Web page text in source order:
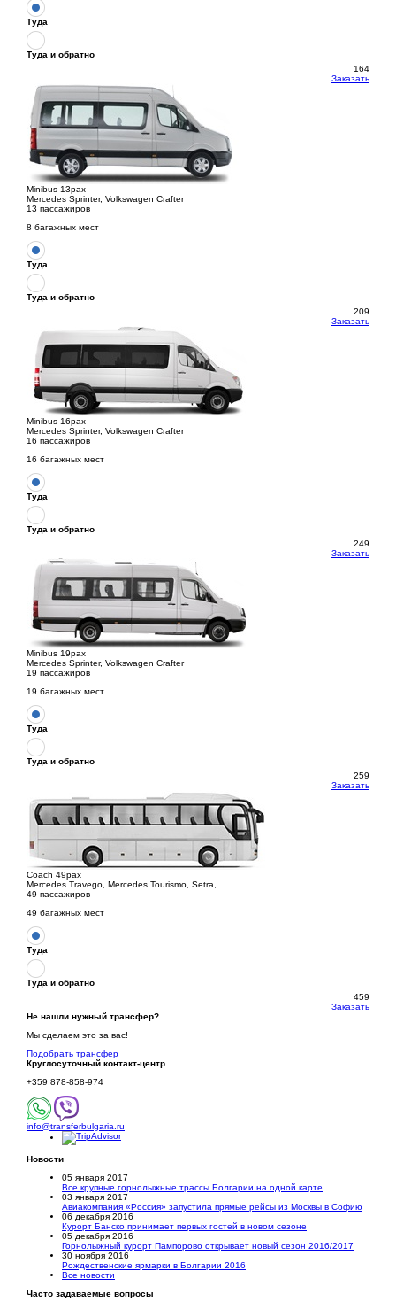
Туда
Туда и обратно
164
Заказать
Minibus 13pax
Mercedes Sprinter, Volkswagen Crafter
13 пассажиров
8 багажных мест
Туда
Туда и обратно
209
Заказать
Minibus 16pax
Mercedes Sprinter, Volkswagen Crafter
16 пассажиров
16 багажных мест
Туда
Туда и обратно
249
Заказать
Minibus 19pax
Mercedes Sprinter, Volkswagen Crafter
19 пассажиров
19 багажных мест
Туда
Туда и обратно
259
Заказать
Coach 49pax
Mercedes Travego, Mercedes Tourismo, Setra,
49 пассажиров
49 багажных мест
Туда
Туда и обратно
459
Заказать
Не нашли нужный трансфер?
Мы сделаем это за вас!
Подобрать трансфер
Круглосуточный контакт-центр
+359 878-858-974
info@transferbulgaria.ru
Новости
05 января 2017
Все крупные горнолыжные трассы Болгарии на одной карте
03 января 2017
Авиакомпания «Россия» запустила прямые рейсы из Москвы в Софию
06 декабря 2016
Курорт Банско принимает первых гостей в новом сезоне
05 декабря 2016
Горнолыжный курорт Пампорово открывает новый сезон 2016/2017
30 ноября 2016
Рождественские ярмарки в Болгарии 2016
Все новости
Часто задаваемые вопросы